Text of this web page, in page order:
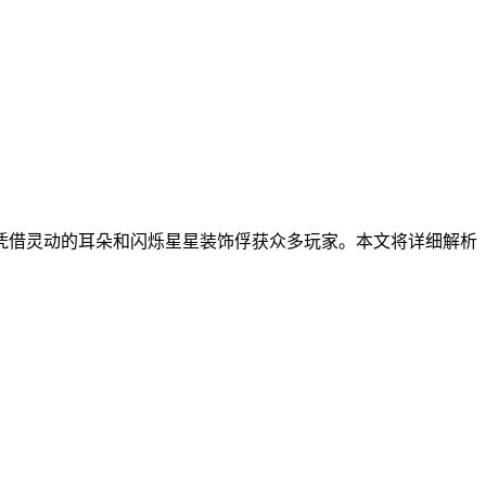
灵动的耳朵和闪烁星星装饰俘获众多玩家。本文将详细解析